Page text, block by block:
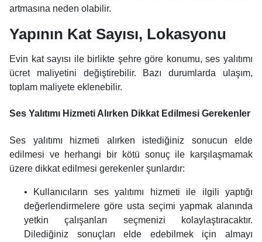
artmasına neden olabilir.
Yapının Kat Sayısı, Lokasyonu
Evin kat sayısı ile birlikte şehre göre konumu, ses yalıtımı
ücret maliyetini değiştirebilir. Bazı durumlarda ulaşım,
toplam maliyete eklenebilir.
Ses Yalıtımı Hizmeti Alırken Dikkat Edilmesi Gerekenler
Ses yalıtımı hizmeti alırken istediğiniz sonucun elde
edilmesi ve herhangi bir kötü sonuç ile karşılaşmamak
üzere dikkat edilmesi gerekenler şunlardır:
• Kullanıcıların ses yalıtımı hizmeti ile ilgili yaptığı
değerlendirmelere göre usta seçimi yapmak alanında
yetkin çalışanları seçmenizi kolaylaştıracaktır.
Dilediğiniz sonuçları elde edebilmek için almayı